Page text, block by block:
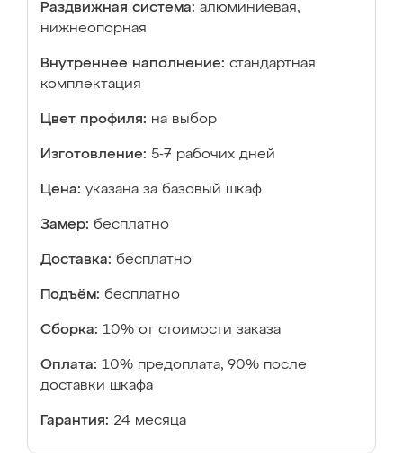
Раздвижная система: алюминиевая,
нижнеопорная
Внутреннее наполнение: стандартная
комплектация
Цвет профиля: на выбор
Изготовление: 5-7 рабочих дней
Цена: указана за базовый шкаф
Замер: бесплатно
Доставка: бесплатно
Подъём: бесплатно
Сборка: 10% от стоимости заказа
Оплата: 10% предоплата, 90% после
доставки шкафа
Гарантия: 24 месяца